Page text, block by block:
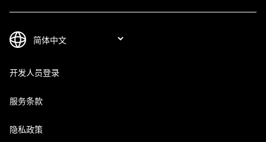
开发人员登录
服务条款
隐私政策